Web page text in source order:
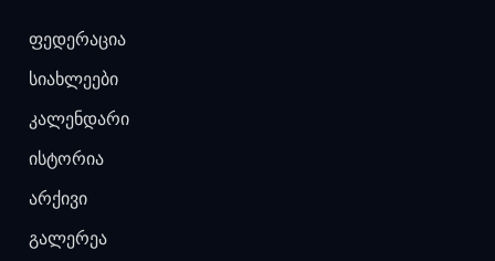
ფედერაცია
სიახლეები
კალენდარი
ისტორია
არქივი
გალერეა